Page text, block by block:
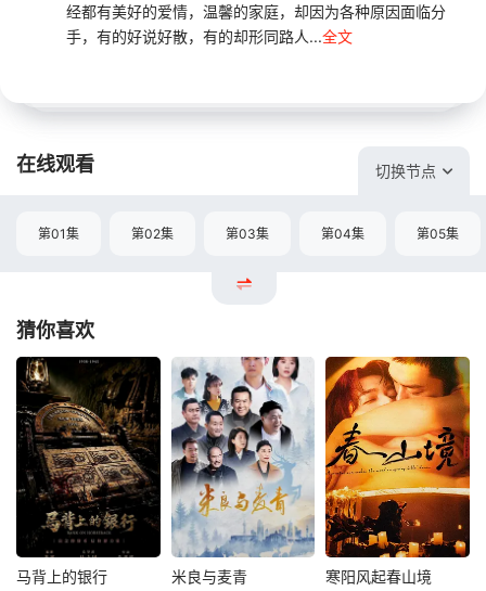
经都有美好的爱情，温馨的家庭，却因为各种原因面临分
手，有的好说好散，有的却形同路人...全文
在线观看 切换节点
第01集 第02集 第03集 第04集 第05集
猜你喜欢
马背上的银行 米良与麦青 寒阳风起春山境